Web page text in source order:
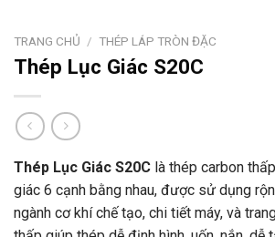
TRANG CHỦ / THÉP LÁP TRÒN ĐẶC
Thép Lục Giác S20C
Thép Lục Giác S20C là thép carbon
giác 6 cạnh bằng nhau, được sử dụng
ngành cơ khí chế tạo, chi tiết máy, và